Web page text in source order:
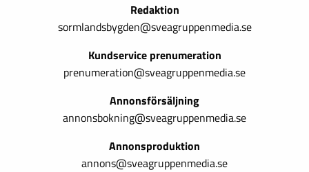
Redaktion
sormlandsbygden@sveagruppenmedia.se
Kundservice prenumeration
prenumeration@sveagruppenmedia.se
Annonsförsäljning
annonsbokning@sveagruppenmedia.se
Annonsproduktion
annons@sveagruppenmedia.se